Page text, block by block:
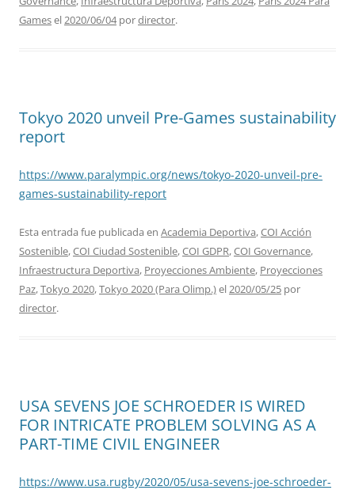
Gamesel2020/06/04pordirector.
Tokyo 2020 unveil Pre-Games sustainability
report
https://www.paralympic.org/news/tokyo-2020-unveil-pre-
games-sustainability-report
Esta entrada fue publicada en Academia Deportiva,COI Acción
Sostenible,COI Ciudad Sostenible,COI GDPR,COI Governance,
Infraestructura Deportiva, Proyecciones Ambiente, Proyecciones
Paz,Tokyo 2020,Tokyo 2020 (Para Olimp.)el2020/05/25 por
director.
USA SEVENS JOE SCHROEDER IS WIRED
FOR INTRICATE PROBLEM SOLVING AS A
PART-TIME CIVIL ENGINEER
https://www.usa.rugby/2020/05/usa-sevens-joe-schroeder-